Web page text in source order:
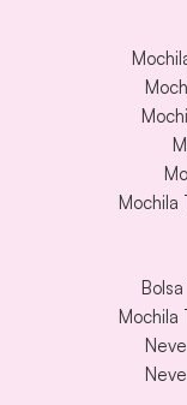
Mochila
Mochila